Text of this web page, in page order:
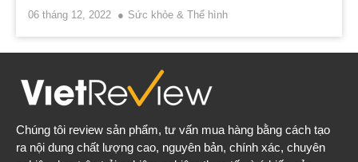
06 tháng 12, 2022 Sức khỏe & Thể hình
Chúng tôi review sản phẩm, tư vấn mua hàng bằng cách tạo
ra nội dung chất lượng cao, nguyên bản, chính xác, chuyên